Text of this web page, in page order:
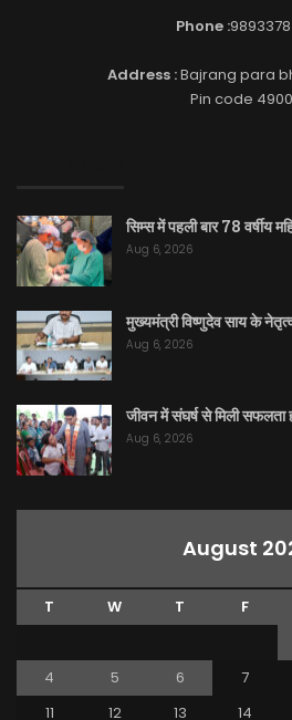
Phone :
Address :Bajrang para
Pin code
सिम्स में पहली बार 78
Aug 6, 2026
मुख्यमंत्री विष्णुदेव साय के
Aug 6, 2026
जीवन में संघर्ष से मिली सफलता
Aug 6, 2026
August
T W T F
4
5 6 7
11
12 13 14